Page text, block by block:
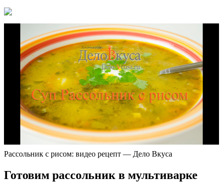
Рассольник с рисом: видео рецепт — Дело Вкуса
Готовим рассольник в мультиварке